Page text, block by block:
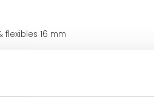
flexibles 16 mm